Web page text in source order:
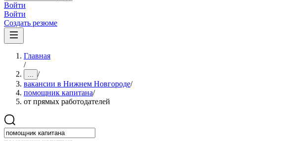
Войти
Войти
Создать резюме
Главная
/
... /
вакансии в Нижнем Новгороде/
помощник капитана/
от прямых работодателей